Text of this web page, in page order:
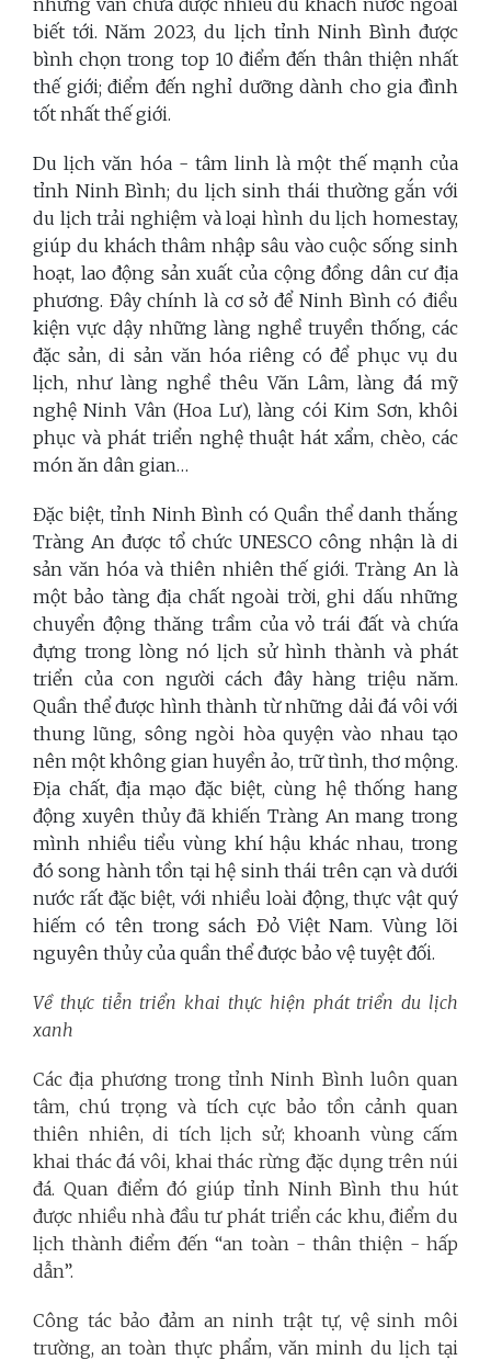
biết tới. Năm 2023, du lịch tỉnh Ninh Bình được
bình chọn trong top 10 điểm đến thân thiện nhất
thế giới; điểm đến nghỉ dưỡng dành cho gia đình
tốt nhất thế giới.
Du lịch văn hóa - tâm linh là một thế mạnh của
tỉnh Ninh Bình; du lịch sinh thái thường gắn với
du lịch trải nghiệm và loại hình du lịch homestay,
giúp du khách thâm nhập sâu vào cuộc sống sinh
hoạt, lao động sản xuất của cộng đồng dân cư địa
phương. Đây chính là cơ sở để Ninh Bình có điều
kiện vực dậy những làng nghề truyền thống, các
đặc sản, di sản văn hóa riêng có để phục vụ du
lịch, như làng nghề thêu Văn Lâm, làng đá mỹ
nghệ Ninh Vân (Hoa Lư), làng cói Kim Sơn, khôi
phục và phát triển nghệ thuật hát xẩm, chèo, các
món ăn dân gian…
Đặc biệt, tỉnh Ninh Bình có Quần thể danh thắng
Tràng An được tổ chức UNESCO công nhận là di
sản văn hóa và thiên nhiên thế giới. Tràng An là
một bảo tàng địa chất ngoài trời, ghi dấu những
chuyển động thăng trầm của vỏ trái đất và chứa
đựng trong lòng nó lịch sử hình thành và phát
triển của con người cách đây hàng triệu năm.
Quần thể được hình thành từ những dải đá vôi với
thung lũng, sông ngòi hòa quyện vào nhau tạo
nên một không gian huyền ảo, trữ tình, thơ mộng.
Địa chất, địa mạo đặc biệt, cùng hệ thống hang
động xuyên thủy đã khiến Tràng An mang trong
mình nhiều tiểu vùng khí hậu khác nhau, trong
đó song hành tồn tại hệ sinh thái trên cạn và dưới
nước rất đặc biệt, với nhiều loài động, thực vật quý
hiếm có tên trong sách Đỏ Việt Nam. Vùng lõi
nguyên thủy của quần thể được bảo vệ tuyệt đối.
Về thực tiễn triển khai thực hiện phát triển du lịch
xanh
Các địa phương trong tỉnh Ninh Bình luôn quan
tâm, chú trọng và tích cực bảo tồn cảnh quan
thiên nhiên, di tích lịch sử; khoanh vùng cấm
khai thác đá vôi, khai thác rừng đặc dụng trên núi
đá. Quan điểm đó giúp tỉnh Ninh Bình thu hút
được nhiều nhà đầu tư phát triển các khu, điểm du
lịch thành điểm đến “an toàn - thân thiện - hấp
dẫn”.
Công tác bảo đảm an ninh trật tự, vệ sinh môi
trường, an toàn thực phẩm, văn minh du lịch tại